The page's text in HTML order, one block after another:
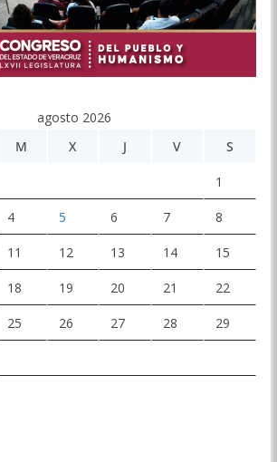
agosto 2026
M X J V S
1
4 5 6 7 8
11 12 13 14 15
18 19 20 21 22
25 26 27 28 29